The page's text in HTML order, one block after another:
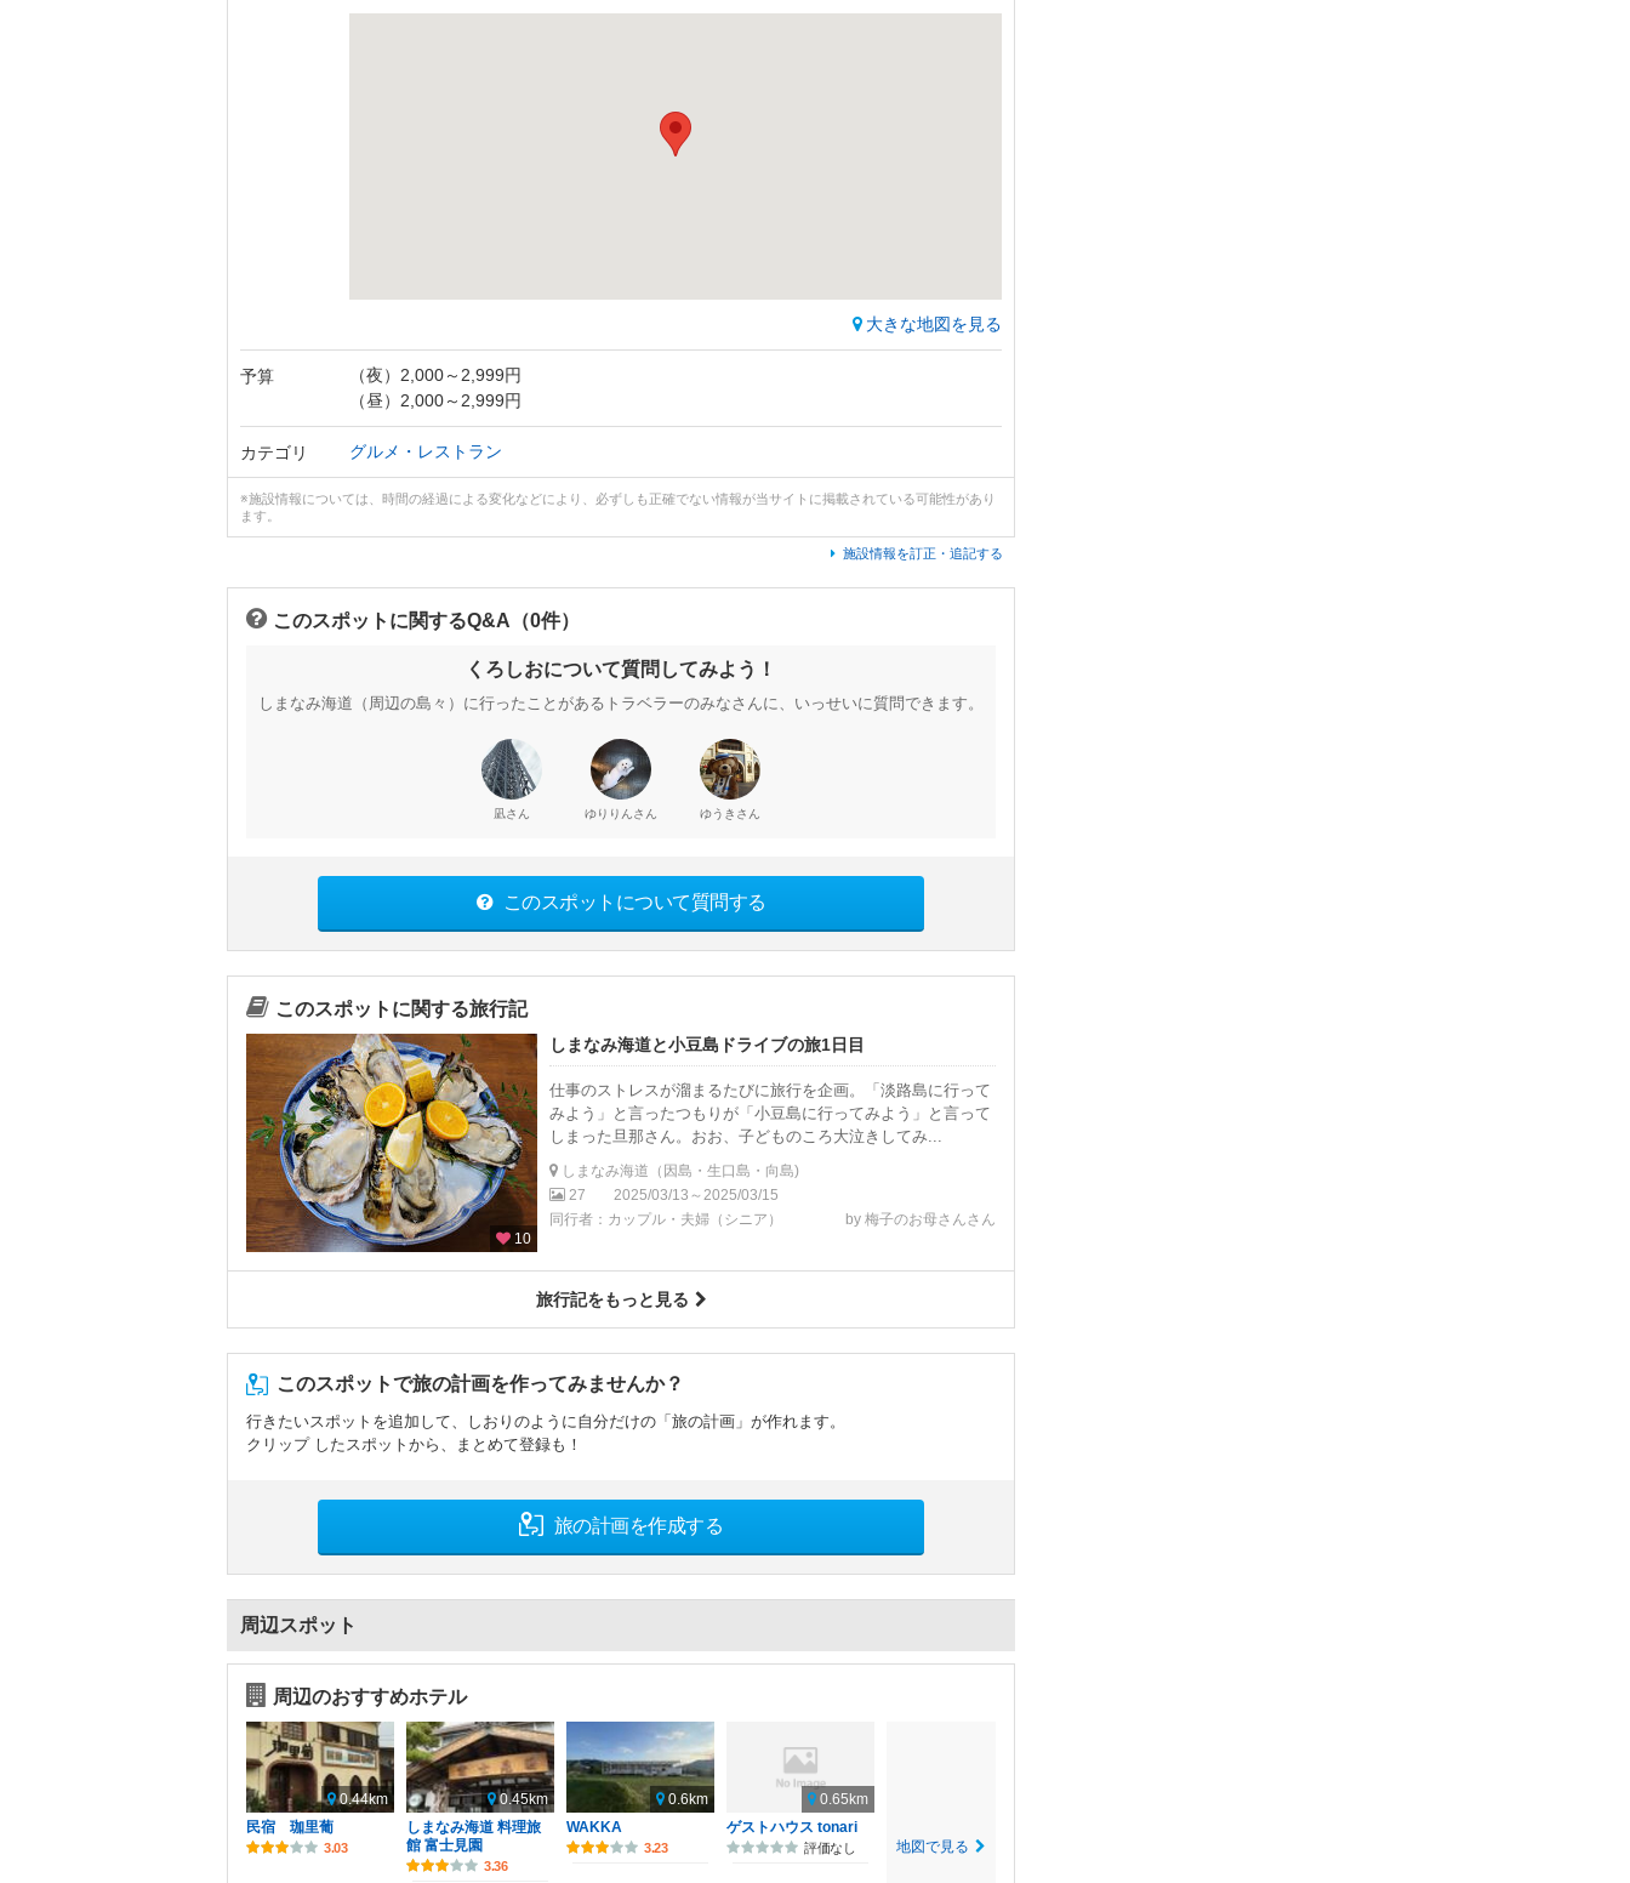
大きな地図を見る
予算
（夜）2,000～2,999円
（昼）2,000～2,999円
カテゴリ グルメ・レストラン
※施設情報については、時間の経過による変化などにより、必ずしも正確でない情報が当サイトに掲載されている可能性があり
ます。
施設情報を訂正・追記する
このスポットに関するQ&A（0件）
くろしおについて質問してみよう！
しまなみ海道（周辺の島々）に行ったことがあるトラベラーのみなさんに、いっせいに質問できます。
凪さん ゆりりん さん ゆうき さん
このスポットについて質問する
このスポットに関する旅行記
10
しまなみ海道と小豆島ドライブの旅1日目
仕事のストレスが溜まるたびに旅行を企画。「淡路島に行って
みよう」と言ったつもりが「小豆島に行ってみよう」と言って
しまった旦那さん。おお、子どものころ大泣きしてみ...
しまなみ海道（因島・生口島・向島)
27
2025/03/13～2025/03/15
同行者：カップル・夫婦（シニア）
by 梅子のお母さんさん
旅行記をもっと見る
このスポットで旅の計画を作ってみませんか？
行きたいスポットを追加して、しおりのように自分だけの「旅の計画」が作れます。
クリップ したスポットから、まとめて登録も！
旅の計画を作成する
周辺スポット
周辺のおすすめホテル
0.44km
民宿 珈里葡
3.03
0.45km
しまなみ海道 料理旅
館 富士見園
3.36
0.6km
WAKKA
3.23
0.65km
ゲストハウス tonari
評価なし 地図で見る